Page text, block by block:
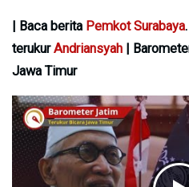
| Baca berita Pemkot Surabaya
terukurAndriansyah |
Jawa Timur